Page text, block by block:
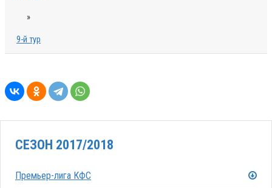
»
9-й тур
СЕЗОН 2017/2018
Премьер-лига КФС